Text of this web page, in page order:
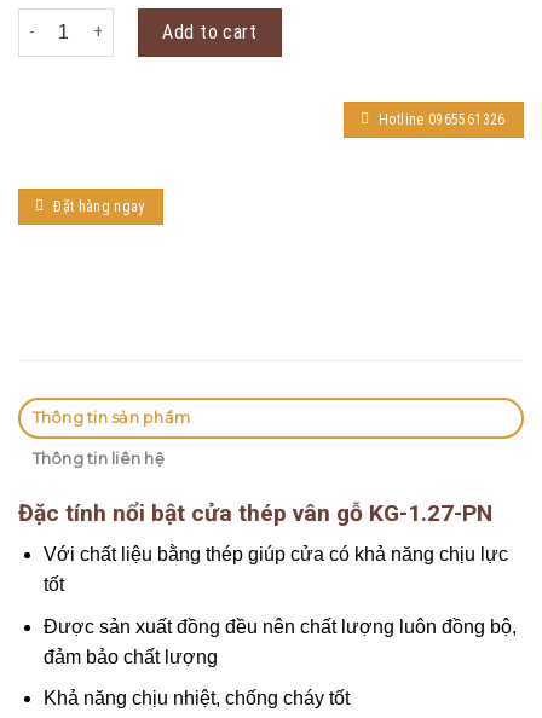
Cửa thép vân gỗ KG-1.27-PN quantity
Add to cart
Hotline 0965561326
Đặt hàng ngay
Thông tin sản phẩm
Thông tin liên hệ
Đặc tính nổi bật cửa thép vân gỗ KG-1.27-PN
Với chất liệu bằng thép giúp cửa có khả năng chịu lực
tốt
Được sản xuất đồng đều nên chất lượng luôn đồng bộ,
đảm bảo chất lượng
Khả năng chịu nhiệt, chống cháy tốt